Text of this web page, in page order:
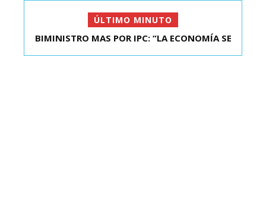
ÚLTIMO MINUTO
KAST SE REUNIÓ CON EL PRESIDENTE ELECTO DE
BIMINISTRO MAS POR IPC: “LA ECONOMÍA SE